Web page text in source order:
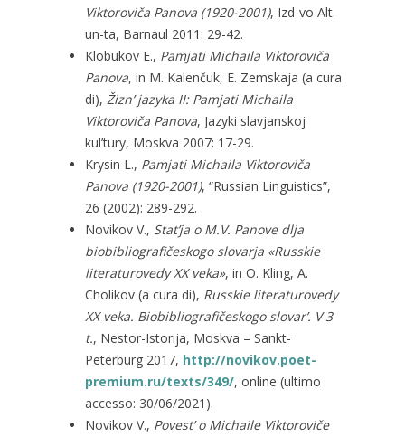
Viktoroviča Panova (1920-2001), Izd-vo Alt.
un-ta, Barnaul 2011: 29-42.
Klobukov E., Pamjati Michaila Viktoroviča
Panova, in M. Kalenčuk, E. Zemskaja (a cura
di),Žizn’ jazyka II: Pamjati Michaila
Viktoroviča Panova, Jazyki slavjanskoj
kul’tury, Moskva 2007: 17-29.
Krysin L., Pamjati Michaila Viktoroviča
Panova (1920-2001), “Russian Linguistics”,
26 (2002): 289-292.
Novikov V., Stat’ja o M.V. Panove dlja
biobibliografičeskogo slovarja «Russkie
literaturovedy XX veka», in O. Kling, A.
Cholikov (a cura di), Russkie literaturovedy
XX veka. Biobibliografičeskogo slovar’. V 3
t., Nestor-Istorija, Moskva – Sankt-
Peterburg 2017, http://novikov.poet-
premium.ru/texts/349/, online (ultimo
accesso: 30/06/2021).
Novikov V., Povest’ o Michaile Viktoroviče